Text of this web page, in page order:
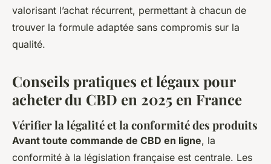
valorisant l’achat récurrent, permettant à chacun de
trouver la formule adaptée sans compromis sur la
qualité.
Conseils pratiques et légaux pour
acheter du CBD en 2025 en France
Vérifier la légalité et la conformité des produits
Avant toute commande de CBD en ligne, la
conformité à la législation française est centrale. Les